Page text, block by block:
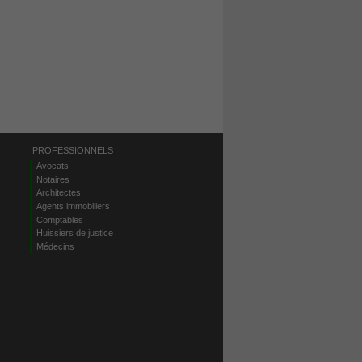
PROFESSIONNELS
Avocats
Notaires
Architectes
Agents immobiliers
Comptables
Huissiers de justice
Médecins